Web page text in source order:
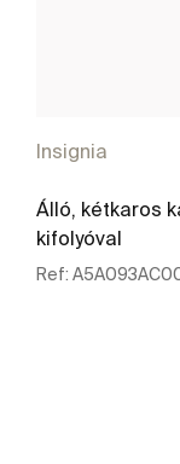
Insignia
Álló, kétkaros
kifolyóval
Ref: